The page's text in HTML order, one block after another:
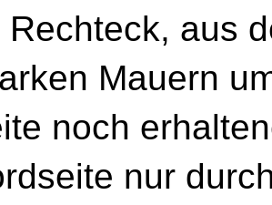
Rechteck, aus
Mauern
noch
nur